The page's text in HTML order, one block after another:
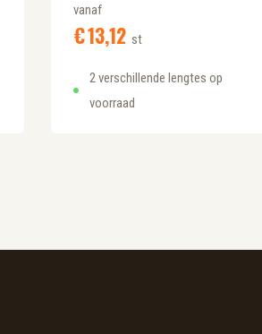
vanaf
€13,12 st
2 verschillende lengtes op
voorraad